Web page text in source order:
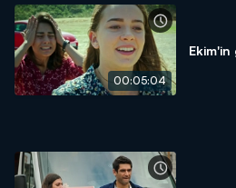
00:05:04
Ekim'in